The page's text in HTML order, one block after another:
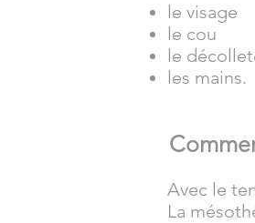
le visage
le cou
le
les mains.
Avec le
La